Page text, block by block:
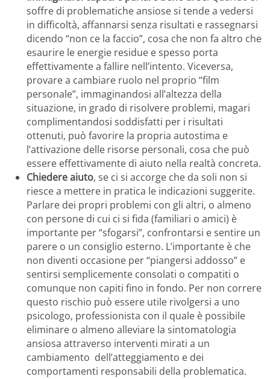
soffre di problematiche ansiose si tende a vedersi
in difficoltà, affannarsi senza risultati e rassegnarsi
dicendo “non ce la faccio”, cosa che non fa altro che
esaurire le energie residue e spesso porta
effettivamente a fallire nell’intento. Viceversa,
provare a cambiare ruolo nel proprio “film
personale”, immaginandosi all’altezza della
situazione, in grado di risolvere problemi, magari
complimentandosi soddisfatti per i risultati
ottenuti, può favorire la propria autostima e
l’attivazione delle risorse personali, cosa che può
essere effettivamente di aiuto nella realtà concreta.
Chiedere aiuto, se ci si accorge che da soli non si
riesce a mettere in pratica le indicazioni suggerite.
Parlare dei propri problemi con gli altri, o almeno
con persone di cui ci si fida (familiari o amici) è
importante per “sfogarsi”, confrontarsi e sentire un
parere o un consiglio esterno. L’importante è che
non diventi occasione per “piangersi addosso” e
sentirsi semplicemente consolati o compatiti o
comunque non capiti fino in fondo. Per non correre
questo rischio può essere utile rivolgersi a uno
psicologo, professionista con il quale è possibile
eliminare o almeno alleviare la sintomatologia
ansiosa attraverso interventi mirati a un
cambiamento dell’atteggiamento e dei
comportamenti responsabili della problematica.